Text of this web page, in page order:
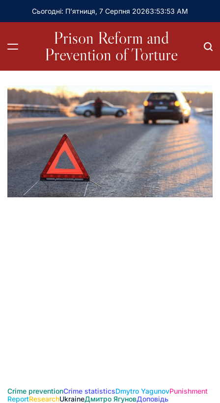
Сьогодні: П’ятниця, 7 Серпня 20263:53:55 AM
Prison Reform and
Prevention of Torture
Crime preventionCrime statisticsDmytro YagunovPunishment
ReportResearchUkraineДмитро ЯгуновДоповідь